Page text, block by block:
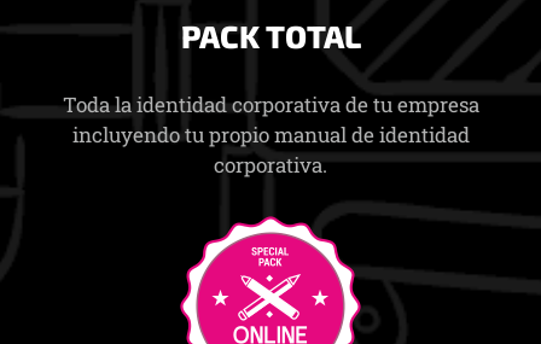
PACK TOTAL
Toda la identidad corporativa de tu empresa
incluyendo tu propio manual de identidad
corporativa.